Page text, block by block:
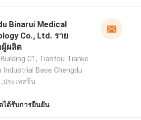
Binarui Medical
Co., Ltd. ราย
ผู้ผลิต
C1, Tiantou Tianke
Industrial Base Chengdu
,ประเทศจีน
ได้รับการยืนยัน